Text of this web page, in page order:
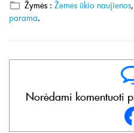
Žymės : Žemės ūkio naujienos,
parama.
Norėdami komentuoti